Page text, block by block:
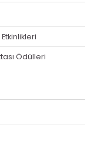
Ödülleri